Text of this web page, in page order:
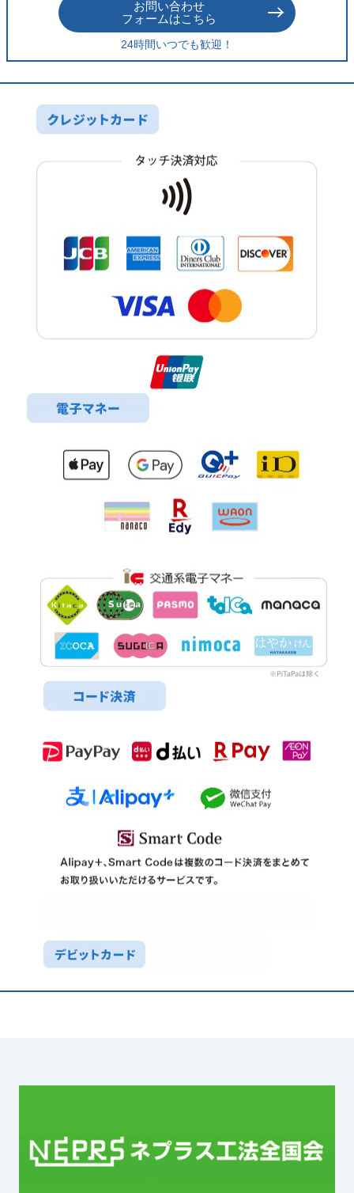
お問い合わせ
フォームはこちら
24時間いつでも歓迎！